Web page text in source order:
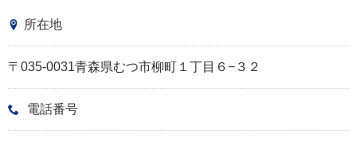
所在地
〒035-0031青森県むつ市柳町１丁目６−３２
電話番号